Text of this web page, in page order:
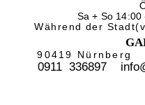
Sa + So
Während der
90419 Nürnberg
0911 336897